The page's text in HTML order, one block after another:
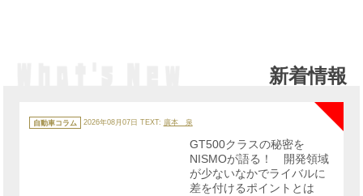
新着情報
テ
ゴ
自動車コラム 2026年08月07日 TEXT: 廣本 泉
NEW
GT500クラスの秘密を
NISMOが語る！ 開発領域
が少ないなかでライバルに
差を付けるポイントとは